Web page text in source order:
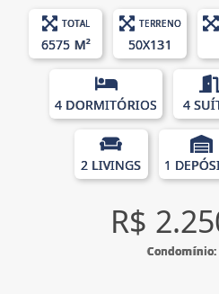
TOTAL
6575 M²
TERRENO
50X131
4 DORMITÓRIOS 4
2 LIVINGS 1
R$
Condomínio: